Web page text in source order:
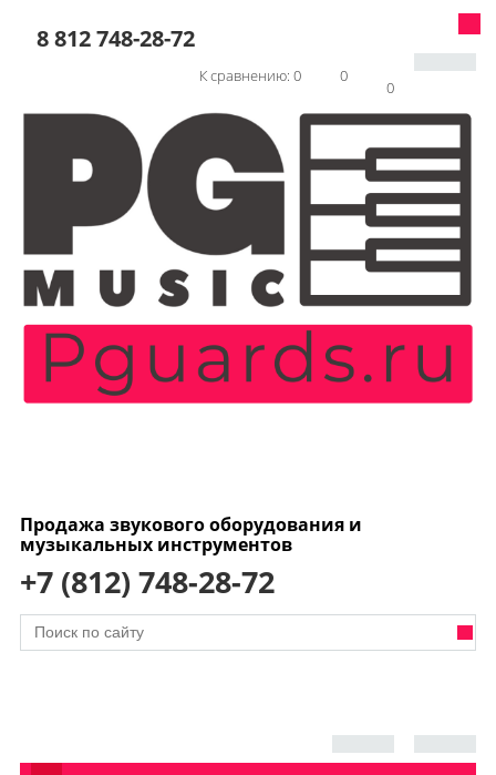
8 812 748-28-72
0
0
К сравнению: 0
Продажа звукового оборудования и
музыкальных инструментов
+7 (812) 748-28-72